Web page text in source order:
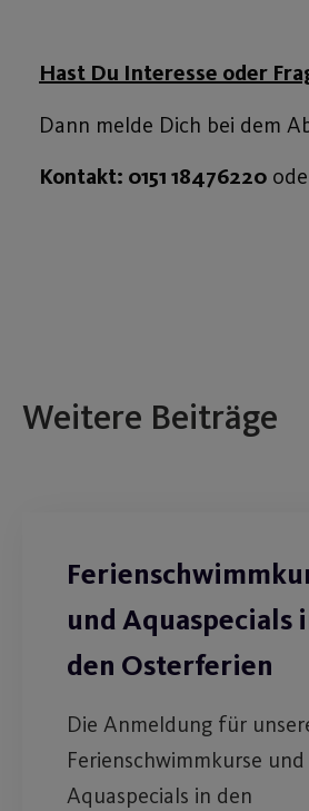
Hast Du Interesse oder
Dann melde Dich bei dem
Kontakt: 0151 18476220
Weitere Beiträge
und Aquaspecials
den Osterferien
Die Anmeldung für
Ferienschwimmkurse und
Aquaspecials in den